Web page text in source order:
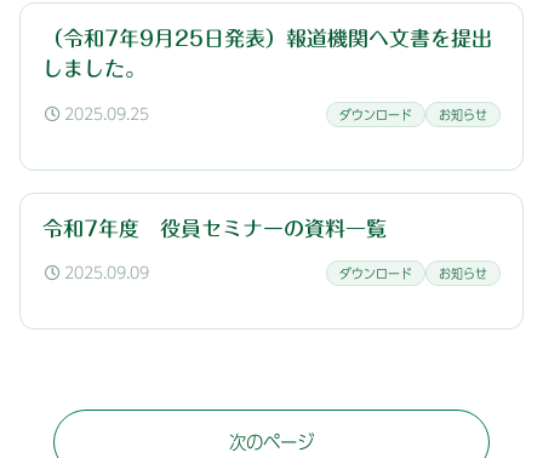
（令和7年9月25日発表）報道機関へ文書を提出
しました。
2025.09.25 ダウンロード お知らせ
令和7年度 役員セミナーの資料一覧
2025.09.09 ダウンロード お知らせ
次のページ